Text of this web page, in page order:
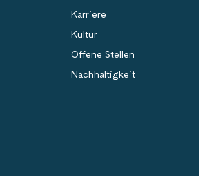
Karriere
Kultur
Offene Stellen
Nachhaltigkeit